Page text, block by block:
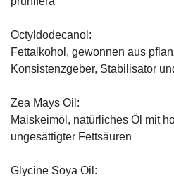
Octyldodecanol:
Fettalkohol, gewonnen aus
Konsistenzgeber, Stabilisator
Zea Mays Oil:
Maiskeimöl, natürliches Öl mit
ungesättigter Fettsäuren
Glycine Soya Oil: